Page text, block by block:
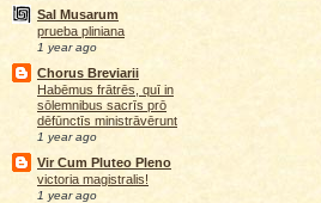
Sal Musarum
prueba pliniana
1 year ago
Chorus Breviarii
Habēmus frātrēs, quī in
sōlemnibus sacrīs prō
dēfūnctīs ministrāvērunt
1 year ago
Vir Cum Pluteo Pleno
victoria magistralis!
1 year ago